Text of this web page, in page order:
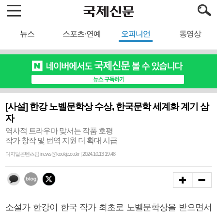
뉴스 스포츠·연예 오피니언 동영상
[사설] 한강 노벨문학상 수상, 한국문학 세계화 계기 삼
자
역사적 트라우마 맞서는 작품 호평
작가 창작 및 번역 지원 더 확대 시급
디지털콘텐츠팀 inews@kookje.co.kr | 2024.10.13 19:48
소설가 한강이 한국 작가 최초로 노벨문학상을 받으면서